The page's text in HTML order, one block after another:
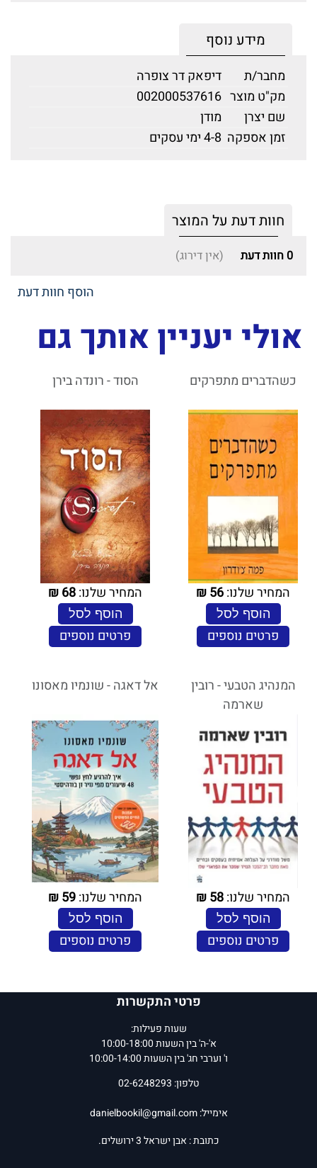
מידע נוסף
מחבר/ת
דיפאק דר צופרה
מק"ט מוצר 002000537616
שם יצרן
מודן
זמן אספקה 4-8 ימי עסקים
חוות דעת על המוצר
0 חוות דעת (אין דירוג)
הוסף חוות דעת
אולי יעניין אותך גם
כשהדברים מתפרקים
המחיר שלנו:56
₪
הוסף לסל
פרטים נוספים
הסוד - רונדה בירן
המחיר שלנו:68
₪
הוסף לסל
פרטים נוספים
המנהיג הטבעי - רובין
שארמה
המחיר שלנו:58
₪
הוסף לסל
פרטים נוספים
אל דאגה - שונמיו מאסונו
המחיר שלנו:59
₪
הוסף לסל
פרטים נוספים
פרטי התקשרות
שעות פעילות:
א'-ה' בין השעות 10:00-18:00
ו' וערבי חג' בין השעות 10:00-14:00
טלפון: 02-6248293
אימייל:danielbookil@gmail.com
כתובת : אבן ישראל 3 ירושלים.